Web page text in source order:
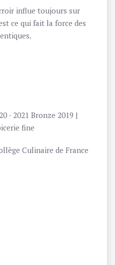
influe toujours sur
ce qui fait la force des
- 2021 Bronze 2019 |
fine
Culinaire de France